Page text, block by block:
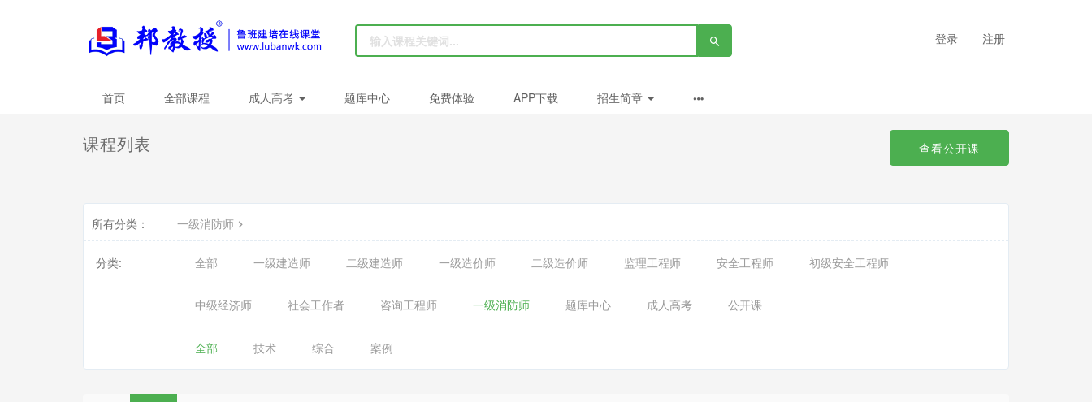
登录 注册
首页 全部课程 成人高考 题库中心 免费体验 APP下载 招生简章
课程列表 查看公开课
所有分类： 一级消防师
分类: 全部 一级建造师 二级建造师 一级造价师 二级造价师 监理工程师 安全工程师 初级安全工程师
中级经济师 社会工作者 咨询工程师 一级消防师 题库中心 成人高考 公开课
全部 技术 综合 案例